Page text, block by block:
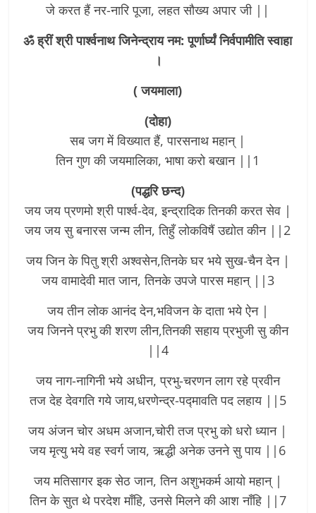
जे करत हैं नर-नारि पूजा, लहत सौख्य अपार जी ||
ॐ ह्रीं श्री पार्श्वनाथ जिनेन्द्राय नम: पूर्णार्घ्यं निर्वपामीति स्वाहा
।
( जयमाला)
(दोहा)
सब जग में विख्यात हैं, पारसनाथ महान् |
तिन गुण की जयमालिका, भाषा करो बखान ||1
(पद्धरि छन्द)
जय जय प्रणमो श्री पार्श्व-देव, इन्द्रादिक तिनकी करत सेव |
जय जय सु बनारस जन्म लीन, तिहुँ लोकविषैं उद्योत कीन ||2
जय जिन के पितु श्री अश्वसेन,तिनके घर भये सुख-चैन देन |
जय वामादेवी मात जान, तिनके उपजे पारस महान् ||3
जय तीन लोक आनंद देन,भविजन के दाता भये ऐन |
जय जिनने प्रभु की शरण लीन,तिनकी सहाय प्रभुजी सु कीन
||4
जय नाग-नागिनी भये अधीन, प्रभु-चरणन लाग रहे प्रवीन
तज देह देवगति गये जाय,धरणेन्द्र-पद्मावति पद लहाय ||5
जय अंजन चोर अधम अजान,चोरी तज प्रभु को धरो ध्यान |
जय मृत्यु भये वह स्वर्ग जाय, ऋद्धी अनेक उनने सु पाय ||6
जय मतिसागर इक सेठ जान, तिन अशुभकर्म आयो महान् |
तिन के सुत थे परदेश माँहि, उनसे मिलने की आश नाँहि ||7